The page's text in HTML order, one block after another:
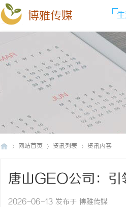
博雅传媒
网站首页 资讯列表 资讯内容
唐山GEO公司：引
2026-06-13 发布于 博雅传媒